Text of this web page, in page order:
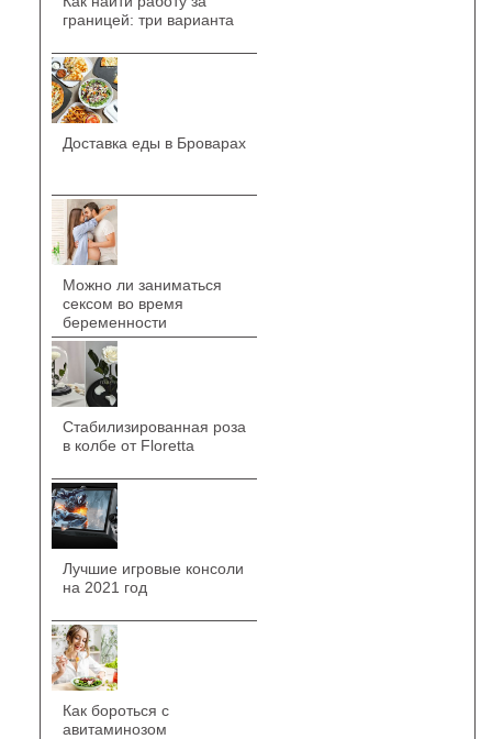
границей: три варианта
Доставка еды в Броварах
Можно ли заниматься
сексом во время
беременности
Стабилизированная роза
в колбе от Floretta
Лучшие игровые консоли
на 2021 год
Как бороться с
авитаминозом